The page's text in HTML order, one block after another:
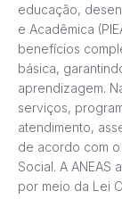
educação,
e Acadêmica
benefícios
básica,
aprendizagem.
serviços,
atendimento,
de acordo com o
Social. A
por meio da Lei